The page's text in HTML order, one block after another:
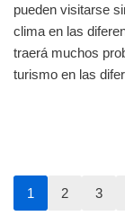
pueden visitarse
clima en las
traerá muchos
turismo en las
1 2 3